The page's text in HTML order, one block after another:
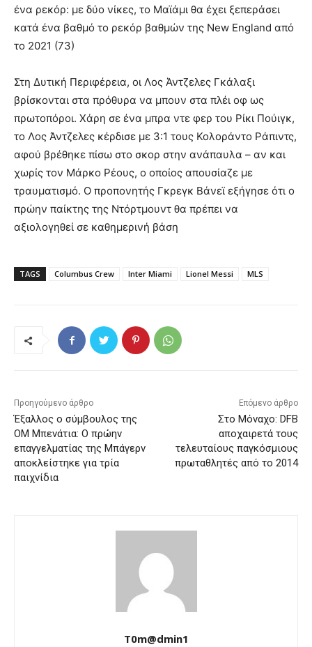
ένα ρεκόρ: με δύο νίκες, το Μαϊάμι θα έχει ξεπεράσει
κατά ένα βαθμό το ρεκόρ βαθμών της New England από
το 2021 (73)
Στη Δυτική Περιφέρεια, οι Λος Άντζελες Γκάλαξι
βρίσκονται στα πρόθυρα να μπουν στα πλέι οφ ως
πρωτοπόροι. Χάρη σε ένα μπρα ντε φερ του Ρίκι Πούιγκ,
το Λος Άντζελες κέρδισε με 3:1 τους Κολοράντο Ράπιντς,
αφού βρέθηκε πίσω στο σκορ στην ανάπαυλα – αν και
χωρίς τον Μάρκο Ρέους, ο οποίος απουσίαζε με
τραυματισμό. Ο προπονητής Γκρεγκ Βάνεϊ εξήγησε ότι ο
πρώην παίκτης της Ντόρτμουντ θα πρέπει να
αξιολογηθεί σε καθημερινή βάση
TAGS Columbus Crew Inter Miami Lionel Messi MLS
Προηγούμενο άρθρο
Έξαλλος ο σύμβουλος της
ΟΜ Μπενάτια: Ο πρώην
επαγγελματίας της Μπάγερν
αποκλείστηκε για τρία
παιχνίδια
Επόμενο άρθρο
Στο Μόναχο: DFB
αποχαιρετά τους
τελευταίους παγκόσμιους
πρωταθλητές από το 2014
T0m@dmin1